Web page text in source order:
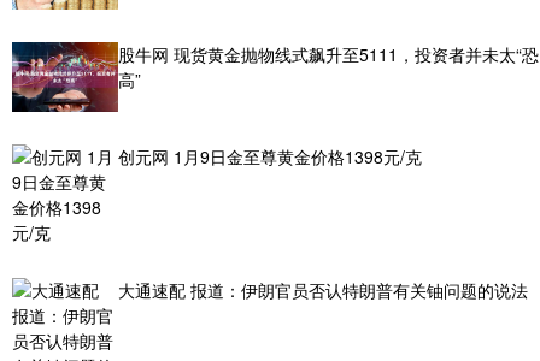
股牛网 现货黄金抛物线式飙升至5111，投资者并未太“恐
高”
创元网 1月9日金至尊黄金价格1398元/克
大通速配 报道：伊朗官员否认特朗普有关铀问题的说法